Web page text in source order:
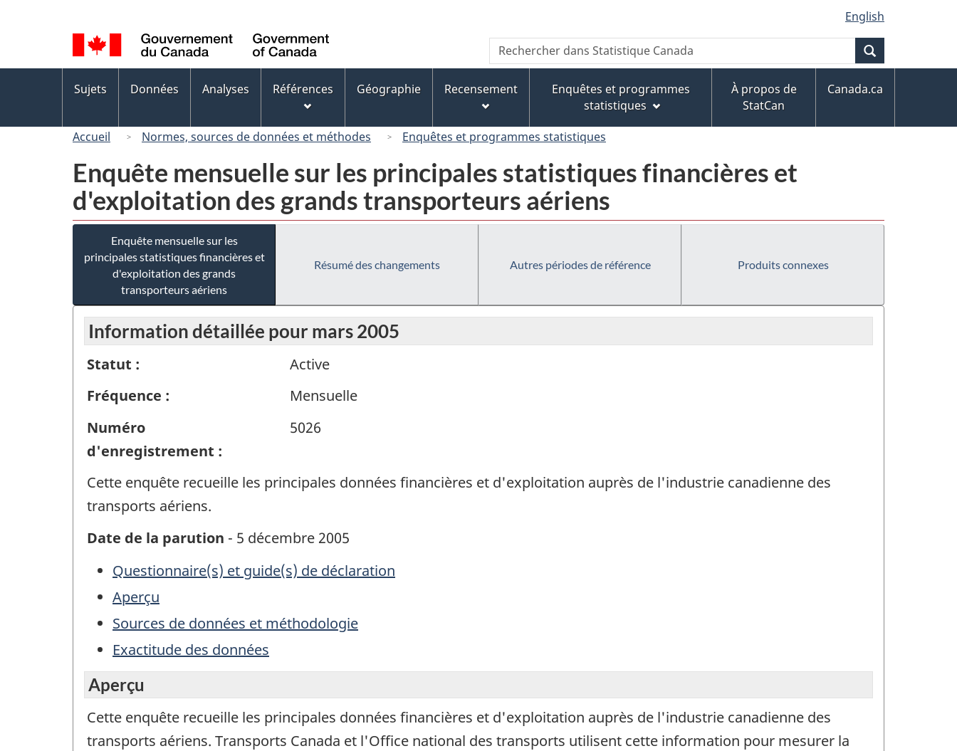
au
contenu
principal
« À
propos
de
ce
version
HTML
simplifiée
de
la
langue
English
Canada
Recherche
Rechercher
dans
Canada
des
Sujets Données Analyses Références Géographie Recensement
Enquêtes et programmes
statistiques
À propos de
StatCan
Canada.ca
Accueil Normes, sources de données et méthodes Enquêtes et programmes statistiques
Enquête mensuelle sur les principales statistiques financières et
d'exploitation des grands transporteurs aériens
Enquête mensuelle sur les
principales statistiques financières et
d'exploitation des grands
transporteurs aériens
Résumé des changements Autres périodes de référence Produits connexes
Information détaillée pour mars 2005
Statut :
Active
Fréquence :
Mensuelle
Numéro
d'enregistrement :
5026
Cette enquête recueille les principales données financières et d'exploitation auprès de l'industrie canadienne des
transports aériens.
Date de la parution - 5 décembre 2005
Questionnaire(s) et guide(s) de déclaration
Aperçu
Sources de données et méthodologie
Exactitude des données
Aperçu
Cette enquête recueille les principales données financières et d'exploitation auprès de l'industrie canadienne des
transports aériens. Transports Canada et l'Office national des transports utilisent cette information pour mesurer la